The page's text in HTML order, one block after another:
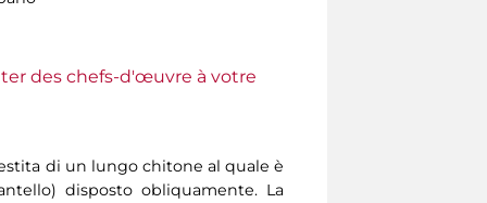
des chefs-d'œuvre à votre
di un lungo chitone al quale è
disposto obliquamente. La